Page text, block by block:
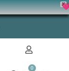
X
💗 -
0